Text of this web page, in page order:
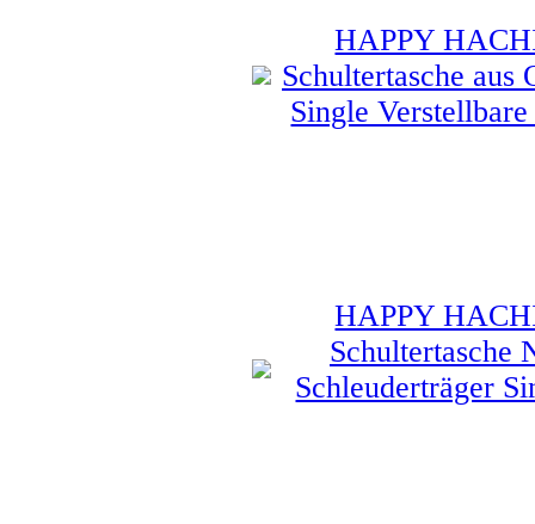
HAPPY
Schultertasche
Single
HAPPY
Schultertasche
Schleuderträger